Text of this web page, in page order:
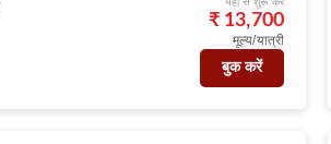
₹ 13,700
मूल्य/यात्री
बुक करें